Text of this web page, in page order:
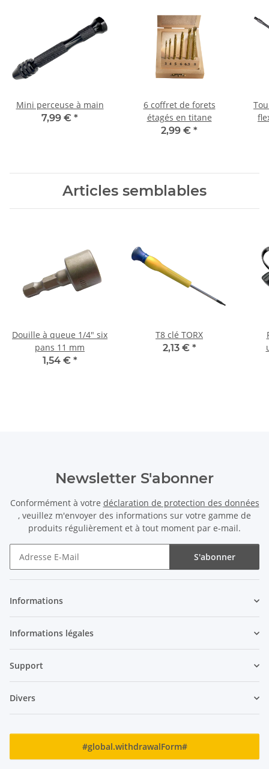
Mini perceuse à main
7,99 € *
6 coffret de forets
étagés en titane
2,99 € *
Articles semblables
Douille à queue 1/4" six
pans 11 mm
1,54 € *
T8 clé TORX
2,13 € *
Newsletter S'abonner
Conformément à votre déclaration de protection des données
, veuillez m'envoyer des informations sur votre gamme de
produits régulièrement et à tout moment par e-mail.
S'abonner
Informations
Informations légales
Support
Divers
#global.withdrawalForm#